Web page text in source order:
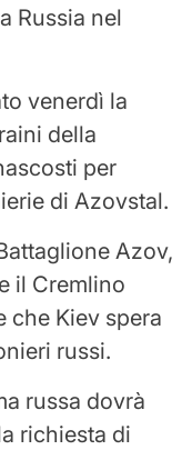
Russia nel
venerdì la
della
per
di Azovstal.
Azov,
il Cremlino
che Kiev spera
russi.
russa dovrà
richiesta di